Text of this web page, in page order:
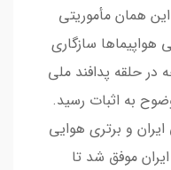
ﻫﻤﺎن ﻣﺄﻣﻮرﯾﺘﯽ
ﺳﺎزﮔﺎری
در ﺣﻠﻘﻪ ﭘﺪاﻓﻨﺪ ﻣﻠﯽ
ﺑﻪ اﺛﺒﺎت رﺳﯿﺪ.
و ﺑﺮﺗﺮی ﻫﻮاﯾﯽ
ﻣﻮﻓﻖ ﺷﺪ ﺗﺎ